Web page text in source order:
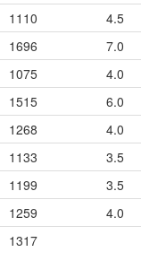
1110 4.5
1696 7.0
1075 4.0
1515 6.0
1268 4.0
1133 3.5
1199 3.5
1259 4.0
1317